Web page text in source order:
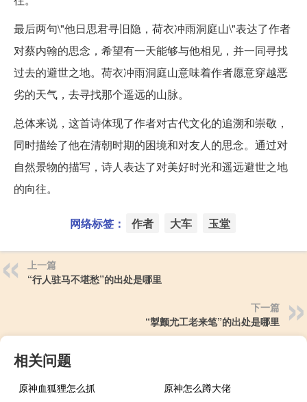
最后两句\"他日思君寻旧隐，荷衣冲雨洞庭山\"表达了作者
对蔡内翰的思念，希望有一天能够与他相见，并一同寻找
过去的避世之地。荷衣冲雨洞庭山意味着作者愿意穿越恶
劣的天气，去寻找那个遥远的山脉。
总体来说，这首诗体现了作者对古代文化的追溯和崇敬，
同时描绘了他在清朝时期的困境和对友人的思念。通过对
自然景物的描写，诗人表达了对美好时光和遥远避世之地
的向往。
网络标签： 作者 大车 玉堂
上一篇
“行人驻马不堪愁”的出处是哪里
下一篇
“掣颤尤工老来笔”的出处是哪里
相关问题
原神血狐狸怎么抓
原神怎么蹲大佬